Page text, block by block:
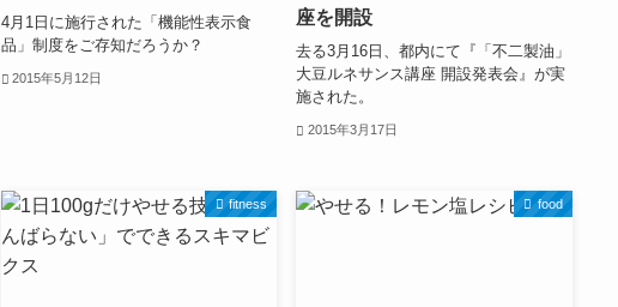
4月1日に施行された「機能性表示食
品」制度をご存知だろうか？
2015年5月12日
座を開設
去る3月16日、都内にて『「不二製油」
大豆ルネサンス講座 開設発表会』が実
施された。
2015年3月17日
fitness food